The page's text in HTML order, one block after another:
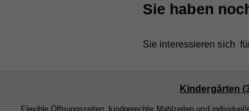
Sie haben
Sie interessieren sich
Kindergärten
Flexible Öffnungszeiten, kindgerechte Mahlzeiten und